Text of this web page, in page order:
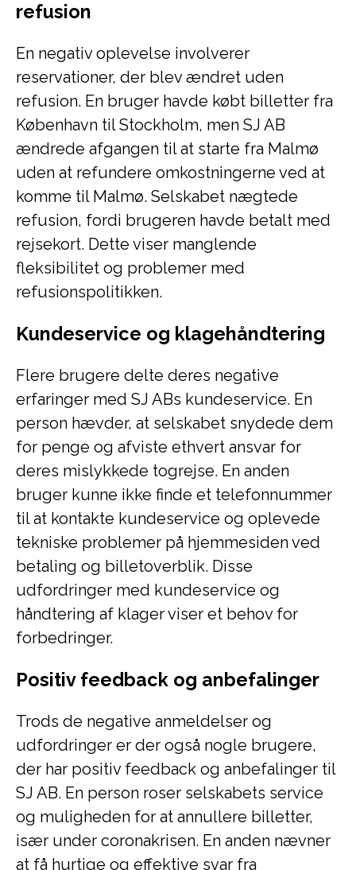
refusion
En negativ oplevelse involverer
reservationer, der blev ændret uden
refusion. En bruger havde købt billetter fra
København til Stockholm, men SJ AB
ændrede afgangen til at starte fra Malmø
uden at refundere omkostningerne ved at
komme til Malmø. Selskabet nægtede
refusion, fordi brugeren havde betalt med
rejsekort. Dette viser manglende
fleksibilitet og problemer med
refusionspolitikken.
Kundeservice og klagehåndtering
Flere brugere delte deres negative
erfaringer med SJ ABs kundeservice. En
person hævder, at selskabet snydede dem
for penge og afviste ethvert ansvar for
deres mislykkede togrejse. En anden
bruger kunne ikke finde et telefonnummer
til at kontakte kundeservice og oplevede
tekniske problemer på hjemmesiden ved
betaling og billetoverblik. Disse
udfordringer med kundeservice og
håndtering af klager viser et behov for
forbedringer.
Positiv feedback og anbefalinger
Trods de negative anmeldelser og
udfordringer er der også nogle brugere,
der har positiv feedback og anbefalinger til
SJ AB. En person roser selskabets service
og muligheden for at annullere billetter,
især under coronakrisen. En anden nævner
at få hurtige og effektive svar fra